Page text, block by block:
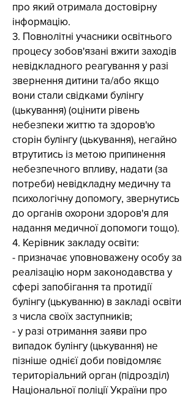
про який отримала достовірну
інформацію.
3. Повнолітні учасники освітнього
процесу зобов'язані вжити заходів
невідкладного реагування у разі
звернення дитини та/або якщо
вони стали свідками булінгу
(цькування) (оцінити рівень
небезпеки життю та здоров'ю
сторін булінгу (цькування), негайно
втрутитись із метою припинення
небезпечного впливу, надати (за
потреби) невідкладну медичну та
психологічну допомогу, звернутись
до органів охорони здоров'я для
надання медичної допомоги тощо).
4. Керівник закладу освіти:
- призначає уповноважену особу за
реалізацію норм законодавства у
сфері запобігання та протидії
булінгу (цькуванню) в закладі освіти
з числа своїх заступників;
- у разі отримання заяви про
випадок булінгу (цькування) не
пізніше однієї доби повідомляє
територіальний орган (підрозділ)
Національної поліції України про